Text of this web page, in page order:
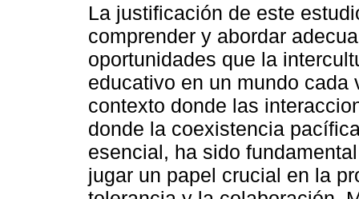
La justificación de este
comprender y abordar
oportunidades que la
educativo en un mundo
contexto donde las
donde la coexistencia
esencial, ha sido
jugar un papel crucial en la